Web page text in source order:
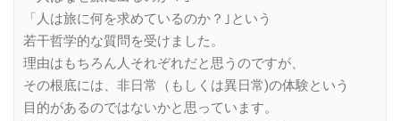
「人は旅に何を求めているのか？｣という
若干哲学的な質問を受けました。
理由はもちろん人それぞれだと思うのですが、
その根底には、非日常（もしくは異日常)の体験という
目的があるのではないかと思っています。